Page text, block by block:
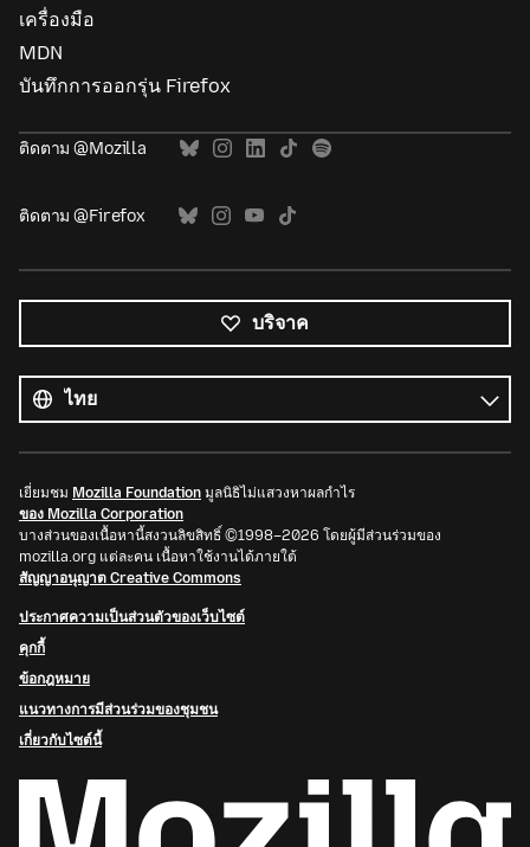
เครื่องมือ
MDN
บันทึกการออกรุ่น Firefox
ติดตาม @Mozilla
ติดตาม @Firefox
บริจาค
ทั้งหมด
ภาษา
เยี่ยมชม Mozilla Foundation มูลนิธิไม่แสวงหาผลกำไร
ของ Mozilla Corporation
บางส่วนของเนื้อหานี้สงวนลิขสิทธิ์ ©1998–2026 โดยผู้มีส่วนร่วมของ
mozilla.org แต่ละคน เนื้อหาใช้งานได้ภายใต้
สัญญาอนุญาต Creative Commons
ประกาศความเป็นส่วนตัวของเว็บไซต์
คุกกี้
ข้อกฎหมาย
แนวทางการมีส่วนร่วมของชุมชน
เกี่ยวกับไซต์นี้